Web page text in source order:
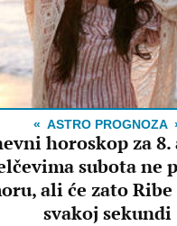
ASTRO PROGNOZA
horoskop za 8.
subota ne
ali će zato
svakoj sekundi